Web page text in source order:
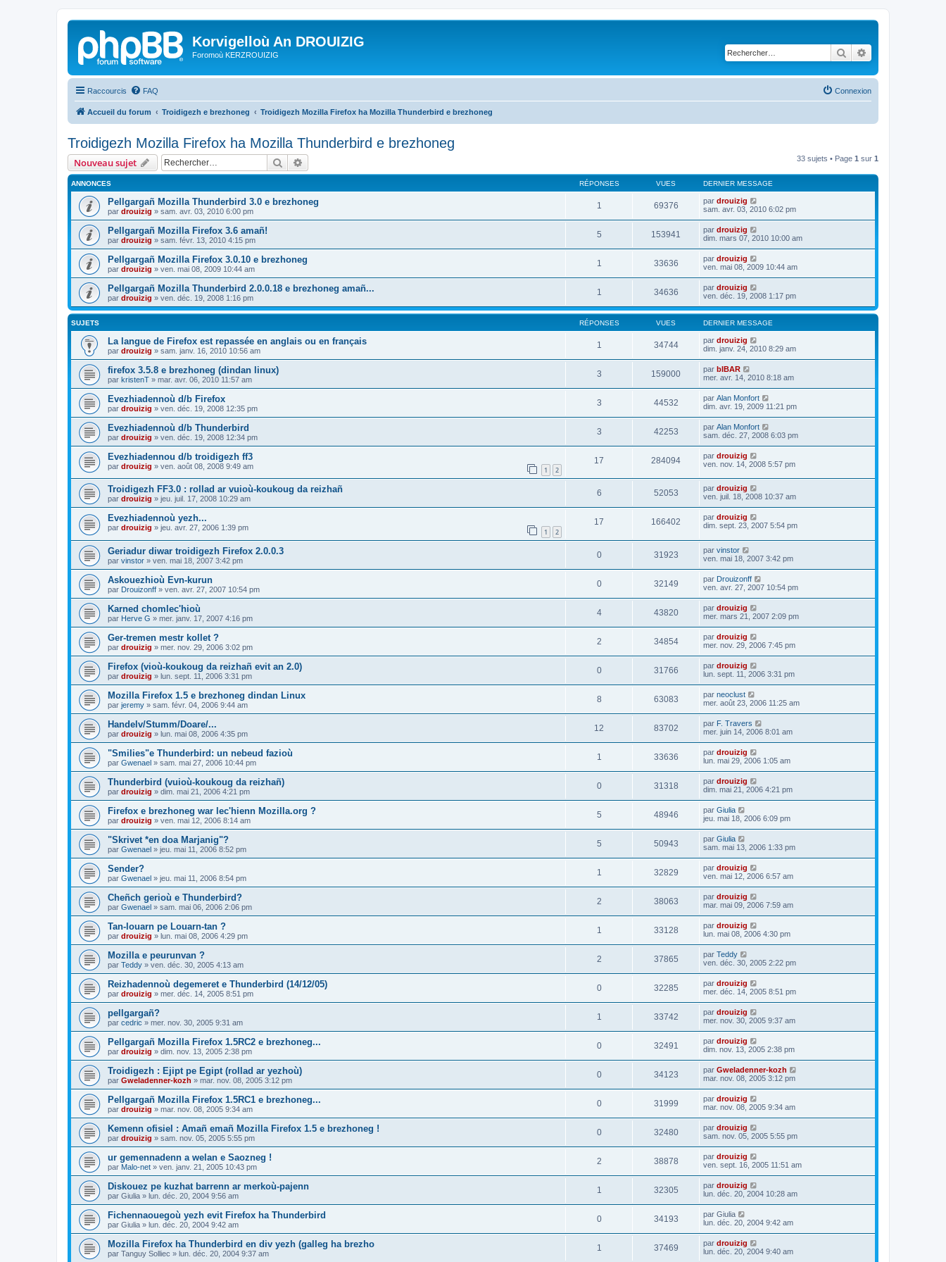
Korvigelloù An DROUIZIG
Foromoù KERZROUIZIG Rechercher
Raccourcis FAQ Connexion
Accueil du forum Troidigezh e brezhoneg Troidigezh Mozilla Firefox ha Mozilla Thunderbird e brezhoneg
Troidigezh Mozilla Firefox ha Mozilla Thunderbird e brezhoneg
Nouveau sujet Rechercher 33 sujets • Page 1 sur 1
ANNONCES RÉPONSES VUES DERNIER MESSAGE
Pellgargañ Mozilla Thunderbird 3.0 e brezhoneg
par drouizig » sam. avr. 03, 2010 6:00 pm
1 69376 par drouizig
sam. avr. 03, 2010 6:02 pm
Pellgargañ Mozilla Firefox 3.6 amañ!
par drouizig » sam. févr. 13, 2010 4:15 pm
5 153941 par drouizig
dim. mars 07, 2010 10:00 am
Pellgargañ Mozilla Firefox 3.0.10 e brezhoneg
par drouizig » ven. mai 08, 2009 10:44 am
1 33636 par drouizig
ven. mai 08, 2009 10:44 am
Pellgargañ Mozilla Thunderbird 2.0.0.18 e brezhoneg amañ...
par drouizig » ven. déc. 19, 2008 1:16 pm
1 34636 par drouizig
ven. déc. 19, 2008 1:17 pm
SUJETS RÉPONSES VUES DERNIER MESSAGE
La langue de Firefox est repassée en anglais ou en français
par drouizig » sam. janv. 16, 2010 10:56 am
1 34744 par drouizig
dim. janv. 24, 2010 8:29 am
firefox 3.5.8 e brezhoneg (dindan linux)
par kristenT » mar. avr. 06, 2010 11:57 am
3 159000 par bIBAR
mer. avr. 14, 2010 8:18 am
Evezhiadennoù d/b Firefox
par drouizig » ven. déc. 19, 2008 12:35 pm
3 44532 par Alan Monfort
dim. avr. 19, 2009 11:21 pm
Evezhiadennoù d/b Thunderbird
par drouizig » ven. déc. 19, 2008 12:34 pm
3 42253 par Alan Monfort
sam. déc. 27, 2008 6:03 pm
Evezhiadennou d/b troidigezh ff3
par drouizig » ven. août 08, 2008 9:49 am 1 2
17 284094 par drouizig
ven. nov. 14, 2008 5:57 pm
Troidigezh FF3.0 : rollad ar vuioù-koukoug da reizhañ
par drouizig » jeu. juil. 17, 2008 10:29 am
6 52053 par drouizig
ven. juil. 18, 2008 10:37 am
Evezhiadennoù yezh...
par drouizig » jeu. avr. 27, 2006 1:39 pm 1 2
17 166402 par drouizig
dim. sept. 23, 2007 5:54 pm
Geriadur diwar troidigezh Firefox 2.0.0.3
par vinstor » ven. mai 18, 2007 3:42 pm
0 31923 par vinstor
ven. mai 18, 2007 3:42 pm
Askouezhioù Evn-kurun
par Drouizonff » ven. avr. 27, 2007 10:54 pm
0 32149 par Drouizonff
ven. avr. 27, 2007 10:54 pm
Karned chomlec'hioù
par Herve G » mer. janv. 17, 2007 4:16 pm
4 43820 par drouizig
mer. mars 21, 2007 2:09 pm
Ger-tremen mestr kollet ?
par drouizig » mer. nov. 29, 2006 3:02 pm
2 34854 par drouizig
mer. nov. 29, 2006 7:45 pm
Firefox (vioù-koukoug da reizhañ evit an 2.0)
par drouizig » lun. sept. 11, 2006 3:31 pm
0 31766 par drouizig
lun. sept. 11, 2006 3:31 pm
Mozilla Firefox 1.5 e brezhoneg dindan Linux
par jeremy » sam. févr. 04, 2006 9:44 am
8 63083 par neoclust
mer. août 23, 2006 11:25 am
Handelv/Stumm/Doare/...
par drouizig » lun. mai 08, 2006 4:35 pm
12 83702 par F. Travers
mer. juin 14, 2006 8:01 am
"Smilies"e Thunderbird: un nebeud fazioù
par Gwenael » sam. mai 27, 2006 10:44 pm
1 33636 par drouizig
lun. mai 29, 2006 1:05 am
Thunderbird (vuioù-koukoug da reizhañ)
par drouizig » dim. mai 21, 2006 4:21 pm
0 31318 par drouizig
dim. mai 21, 2006 4:21 pm
Firefox e brezhoneg war lec'hienn Mozilla.org ?
par drouizig » ven. mai 12, 2006 8:14 am
5 48946 par Giulia
jeu. mai 18, 2006 6:09 pm
"Skrivet *en doa Marjanig"?
par Gwenael » jeu. mai 11, 2006 8:52 pm
5 50943 par Giulia
sam. mai 13, 2006 1:33 pm
Sender?
par Gwenael » jeu. mai 11, 2006 8:54 pm
1 32829 par drouizig
ven. mai 12, 2006 6:57 am
Cheñch gerioù e Thunderbird?
par Gwenael » sam. mai 06, 2006 2:06 pm
2 38063 par drouizig
mar. mai 09, 2006 7:59 am
Tan-louarn pe Louarn-tan ?
par drouizig » lun. mai 08, 2006 4:29 pm
1 33128 par drouizig
lun. mai 08, 2006 4:30 pm
Mozilla e peurunvan ?
par Teddy » ven. déc. 30, 2005 4:13 am
2 37865 par Teddy
ven. déc. 30, 2005 2:22 pm
Reizhadennoù degemeret e Thunderbird (14/12/05)
par drouizig » mer. déc. 14, 2005 8:51 pm
0 32285 par drouizig
mer. déc. 14, 2005 8:51 pm
pellgargañ?
par cedric » mer. nov. 30, 2005 9:31 am
1 33742 par drouizig
mer. nov. 30, 2005 9:37 am
Pellgargañ Mozilla Firefox 1.5RC2 e brezhoneg...
par drouizig » dim. nov. 13, 2005 2:38 pm
0 32491 par drouizig
dim. nov. 13, 2005 2:38 pm
Troidigezh : Ejipt pe Egipt (rollad ar yezhoù)
par Gweladenner-kozh » mar. nov. 08, 2005 3:12 pm
0 34123 par Gweladenner-kozh
mar. nov. 08, 2005 3:12 pm
Pellgargañ Mozilla Firefox 1.5RC1 e brezhoneg...
par drouizig » mar. nov. 08, 2005 9:34 am
0 31999 par drouizig
mar. nov. 08, 2005 9:34 am
Kemenn ofisiel : Amañ emañ Mozilla Firefox 1.5 e brezhoneg !
par drouizig » sam. nov. 05, 2005 5:55 pm
0 32480 par drouizig
sam. nov. 05, 2005 5:55 pm
ur gemennadenn a welan e Saozneg !
par Malo-net » ven. janv. 21, 2005 10:43 pm
2 38878 par drouizig
ven. sept. 16, 2005 11:51 am
Diskouez pe kuzhat barrenn ar merkoù-pajenn
par Giulia » lun. déc. 20, 2004 9:56 am
1 32305 par drouizig
lun. déc. 20, 2004 10:28 am
Fichennaouegoù yezh evit Firefox ha Thunderbird
par Giulia » lun. déc. 20, 2004 9:42 am
0 34193 par Giulia
lun. déc. 20, 2004 9:42 am
Mozilla Firefox ha Thunderbird en div yezh (galleg ha brezho
par Tanguy Solliec » lun. déc. 20, 2004 9:37 am
1 37469 par drouizig
lun. déc. 20, 2004 9:40 am